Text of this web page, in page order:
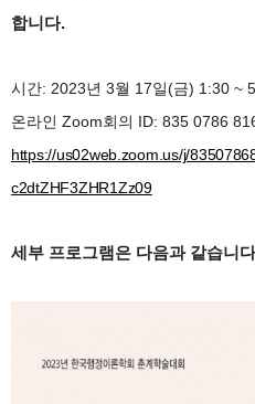
합니다.
시간: 2023년 3월 17일(금) 1:30 ~
온라인 Zoom회의 ID: 835 0786
https://us02web.zoom.us/j/
c2dtZHF3ZHR1Zz09
세부 프로그램은 다음과 같습니